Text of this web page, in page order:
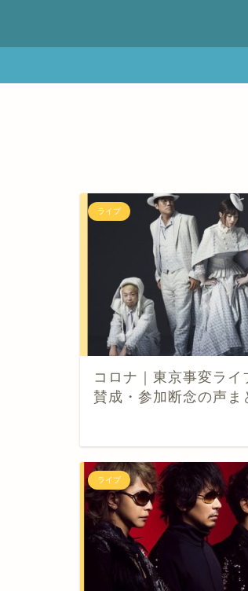
ライブ
コロナ｜東京事変ライ
賛成・参加断念の声ま
ライブ